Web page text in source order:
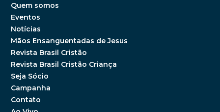
Quem somos
Eventos
Notícias
Mãos Ensanguentadas de Jesus
Revista Brasil Cristão
Revista Brasil Cristão Criança
Seja Sócio
Campanha
Contato